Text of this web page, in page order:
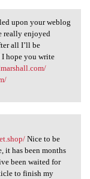
upon your weblog
really enjoyed
all I’ll be
hope you write
Nice to be
it has been months
been waited for
to finish my